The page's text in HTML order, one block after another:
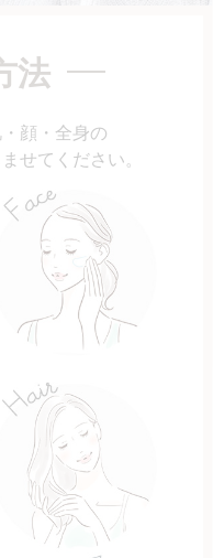
法
顔・全身の
せてください。